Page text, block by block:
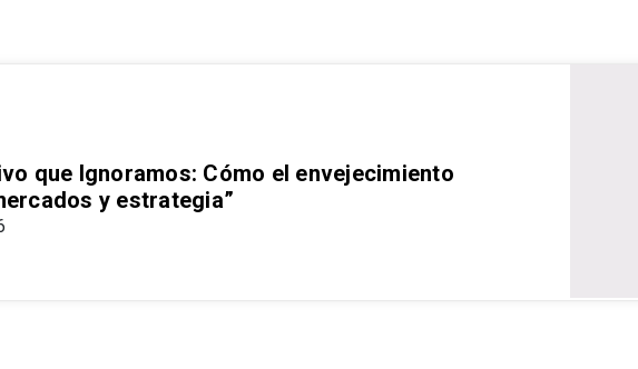
que Ignoramos: Cómo el envejecimiento
y estrategia”